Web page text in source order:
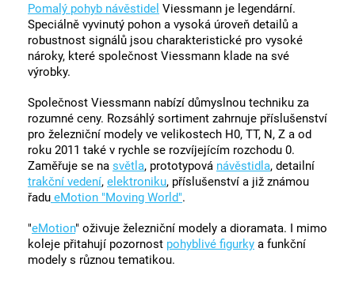
Pomalý pohyb návěstidel Viessmann je legendární.
Speciálně vyvinutý pohon a vysoká úroveň detailů a
robustnost signálů jsou charakteristické pro vysoké
nároky, které společnost Viessmann klade na své
výrobky.
Společnost Viessmann nabízí důmyslnou techniku za
rozumné ceny. Rozsáhlý sortiment zahrnuje příslušenství
pro železniční modely ve velikostech H0, TT, N, Z a od
roku 2011 také v rychle se rozvíjejícím rozchodu 0.
Zaměřuje se na světla, prototypová návěstidla, detailní
trakční vedení, elektroniku, příslušenství a již známou
řadu eMotion "Moving World".
"eMotion" oživuje železniční modely a dioramata. I mimo
koleje přitahují pozornost pohyblivé figurky a funkční
modely s různou tematikou.